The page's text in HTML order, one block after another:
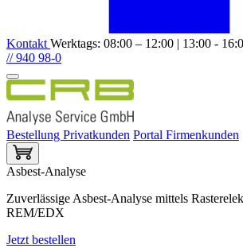
Kontakt Werktags: 08:00 – 12:00 | 13:00 -
// 940 98-0
Bestellung Privatkunden Portal Firmenkunden
Asbest-Analyse
Zuverlässige Asbest-Analyse mittels
REM/EDX
Jetzt bestellen